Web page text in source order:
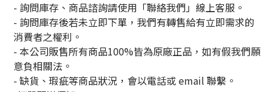
- 詢問庫存、商品諮詢請使用「聯絡我們」線上客服。
- 詢問庫存後若未立即下單，我們有轉售給有立即需求的
消費者之權利。
- 本公司販售所有商品100%皆為原廠正品，如有假我們願
意負相關法。
- 缺貨、瑕疵等商品狀況，會以電話或 email 聯繫。